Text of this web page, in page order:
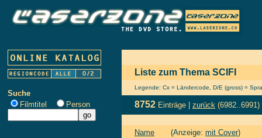
Suche
Filmtitel
Person
Liste zum Thema SCIFI
Legende: Cx = Ländercode, D/E (gross) =
8752 Einträge | zurück (6982..6991)
Name (Anzeige: mit Cover)